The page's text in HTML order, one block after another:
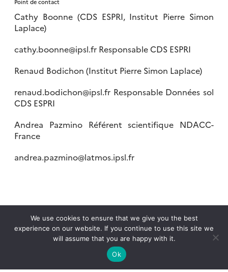
Point de contact
Cathy Boonne (CDS ESPRI, Institut Pierre Simon
Laplace)
cathy.boonne@ipsl.fr Responsable CDS ESPRI
Renaud Bodichon (Institut Pierre Simon Laplace)
renaud.bodichon@ipsl.fr Responsable Données sol
CDS ESPRI
Andrea Pazmino Référent scientifique NDACC-
France
andrea.pazmino@latmos.ipsl.fr
We use cookies to ensure that we give you the best
experience on our website. If you continue to use this site we
will assume that you are happy with it.
Ok